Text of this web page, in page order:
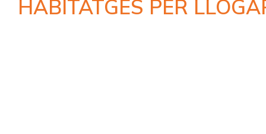
HABITATGES PER